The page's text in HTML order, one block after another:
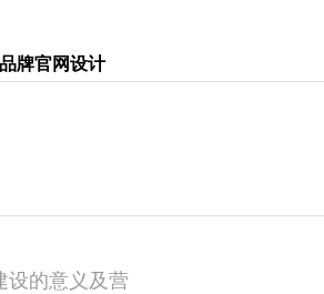
牌官网设计
设的意义及营